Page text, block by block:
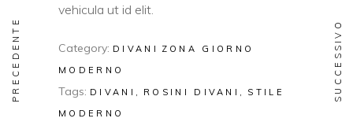
vehicula ut id elit.
Category: DIVANI
ZONA GIORNO
MODERNO
Tags: DIVANI ROSINI DIVANI
STILE
MODERNO
PRECEDENTE SUCCESSIVO